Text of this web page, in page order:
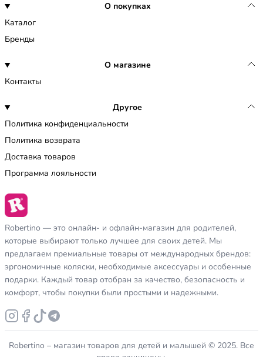
О покупках
Каталог
Бренды
О магазине
Контакты
Другое
Политика конфиденциальности
Политика возврата
Доставка товаров
Программа лояльности
Robertino — это онлайн- и офлайн-магазин для родителей,
которые выбирают только лучшее для своих детей. Мы
предлагаем премиальные товары от международных брендов:
эргономичные коляски, необходимые аксессуары и особенные
подарки. Каждый товар отобран за качество, безопасность и
комфорт, чтобы покупки были простыми и надежными.
Robertino – магазин товаров для детей и малышей © 2025. Все